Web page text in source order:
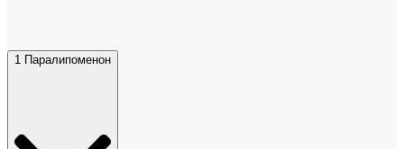
1 Паралипоменон